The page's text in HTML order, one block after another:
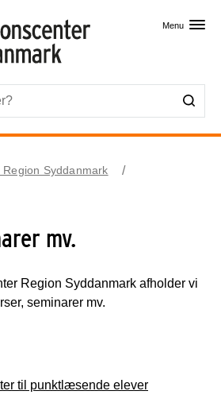
Menu
Syddanmark
mv.
Region Syddanmark afholder vi
seminarer mv.
til punktlæsende elever